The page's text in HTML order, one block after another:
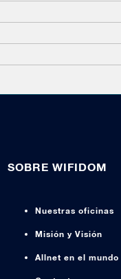
SOBRE WIFIDOM
Nuestras oficinas
Misión y Visión
Allnet en el mundo